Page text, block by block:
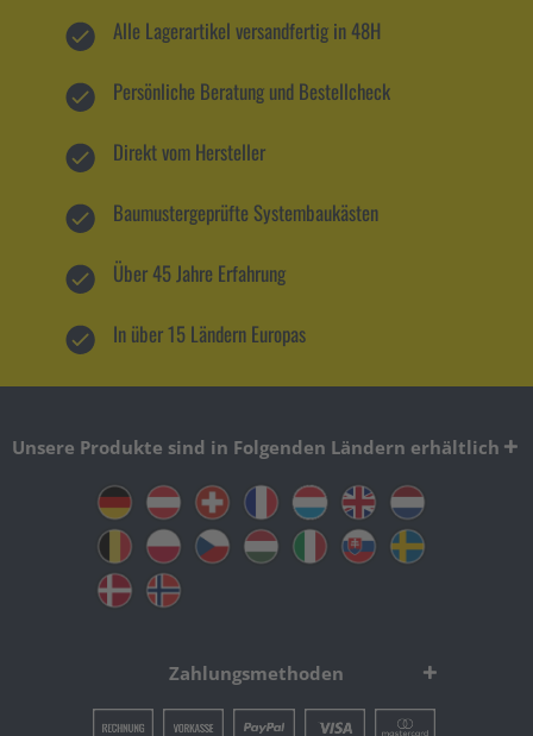
Alle Lagerartikel versandfertig in 48H
Persönliche Beratung und Bestellcheck
Direkt vom Hersteller
Baumustergeprüfte Systembaukästen
Über 45 Jahre Erfahrung
In über 15 Ländern Europas
Unsere Produkte sind in Folgenden Ländern erhältlich
Zahlungsmethoden